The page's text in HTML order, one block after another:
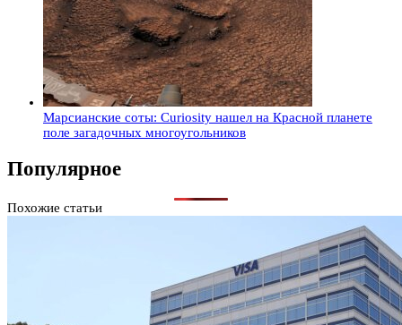
Марсианские соты: Curiosity нашел на Красной планете
поле загадочных многоугольников
Популярное
Похожие статьи